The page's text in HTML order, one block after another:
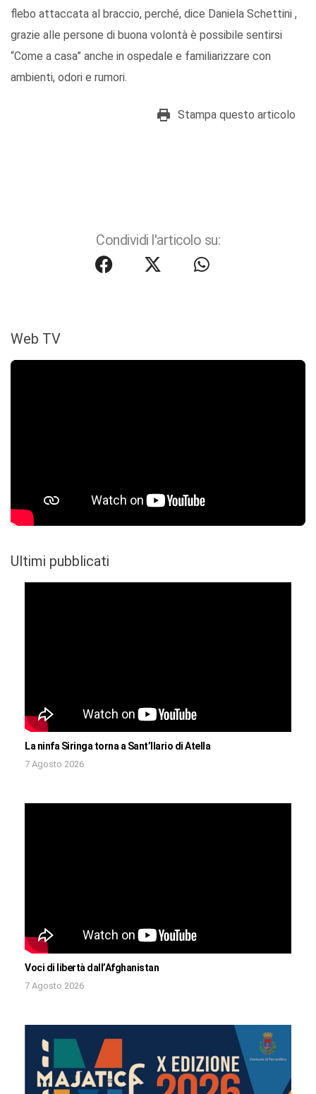
flebo attaccata al braccio, perché, dice Daniela Schettini ,
grazie alle persone di buona volontà è possibile sentirsi
“Come a casa” anche in ospedale e familiarizzare con
ambienti, odori e rumori.
Stampa questo articolo
Condividi l'articolo su:
Web TV
Ultimi pubblicati
La ninfa Siringa torna a Sant’Ilario di Atella
7 Agosto 2026
Voci di libertà dall’Afghanistan
7 Agosto 2026